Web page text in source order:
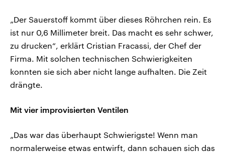
„Der Sauerstoff kommt über dieses Röhrchen rein. Es
ist nur 0,6 Millimeter breit. Das macht es sehr schwer,
zu drucken“, erklärt Cristian Fracassi, der Chef der
Firma. Mit solchen technischen Schwierigkeiten
konnten sie sich aber nicht lange aufhalten. Die Zeit
drängte.
Mit vier improvisierten Ventilen
„Das war das überhaupt Schwierigste! Wenn man
normalerweise etwas entwirft, dann schauen sich das